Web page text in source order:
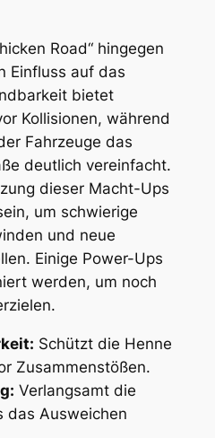
Road“ hingegen
Einfluss auf das
bietet
Kollisionen, während
Fahrzeuge das
deutlich vereinfacht.
dieser Macht-Ups
um schwierige
und neue
Einige Power-Ups
werden, um noch
Schützt die Henne
Zusammenstößen.
Verlangsamt die
das Ausweichen